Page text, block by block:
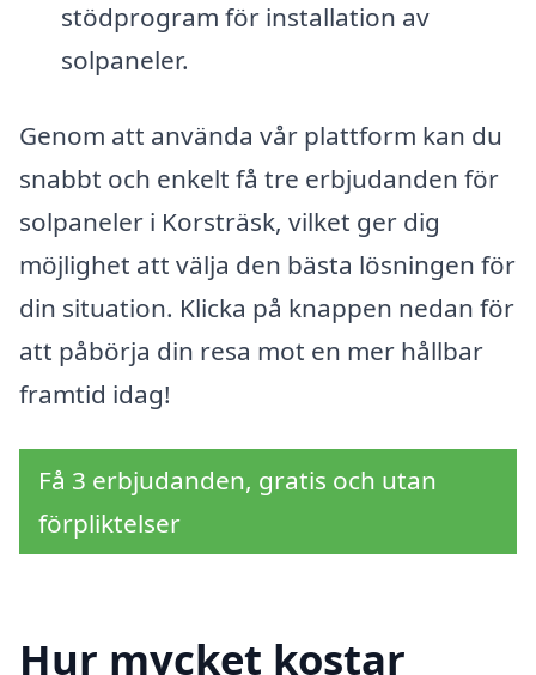
stödprogram för installation av
solpaneler.
Genom att använda vår plattform kan du
snabbt och enkelt få tre erbjudanden för
solpaneler i Korsträsk, vilket ger dig
möjlighet att välja den bästa lösningen för
din situation. Klicka på knappen nedan för
att påbörja din resa mot en mer hållbar
framtid idag!
Få 3 erbjudanden, gratis och utan
förpliktelser
Hur mycket kostar